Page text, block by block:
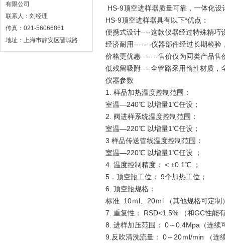
有限公司
联系人：刘经理
传真：021-56066861
地址：上海市静安区晋城路
HS-9顶空进样器质量可靠，一体化
HS-9顶空进样器具有以下*优点：
便携式设计----这款仪器经过特殊精巧
经济耐用-------仪器部件经过长期检验
价格更优惠-------售价仅为同类产品售
低残留吸附----全管路采用惰性材质，
仪器参数
1. 样品加热温度控制范围：
室温—240℃ 以增量1℃任设；
2. 阀进样系统温度控制范围：
室温—220℃ 以增量1℃任设；
3 样品传送管线温度控制范围：
室温—220℃ 以增量1℃任设 ；
4. 温度控制精度： < ±0.1℃ ；
5．顶空瓶工位： 9个加热工位；
6. 顶空瓶规格：
标准 10ｍl、20ｍl （其他规格可定制
7. 重复性： RSD<1.5% （和GC性能
8. 进样加压范围： 0～0.4Mpa（连续
9.反吹清洗流量： 0～20ｍl/min （连